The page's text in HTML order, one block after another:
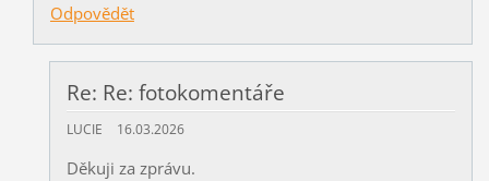
Odpovědět
Re: Re: fotokomentáře
LUCIE 16.03.2026
Děkuji za zprávu.